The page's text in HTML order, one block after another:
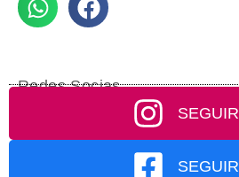
Redes Socias
SEGUIR
SEGUIR